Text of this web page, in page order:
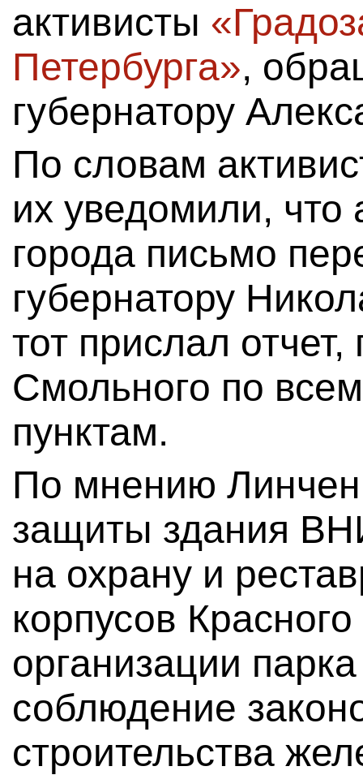
активисты
Петербурга»,
губернатору
По словам
их уведомили, что
города письмо
губернатору
тот прислал
Смольного по
пунктам.
По мнению
защиты здания
на охрану и
корпусов
организации
соблюдение
строительства